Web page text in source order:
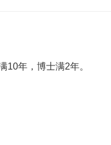
10年，博士满2年。